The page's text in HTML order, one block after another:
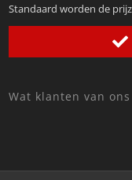
Standaard worden de
Wat klanten van